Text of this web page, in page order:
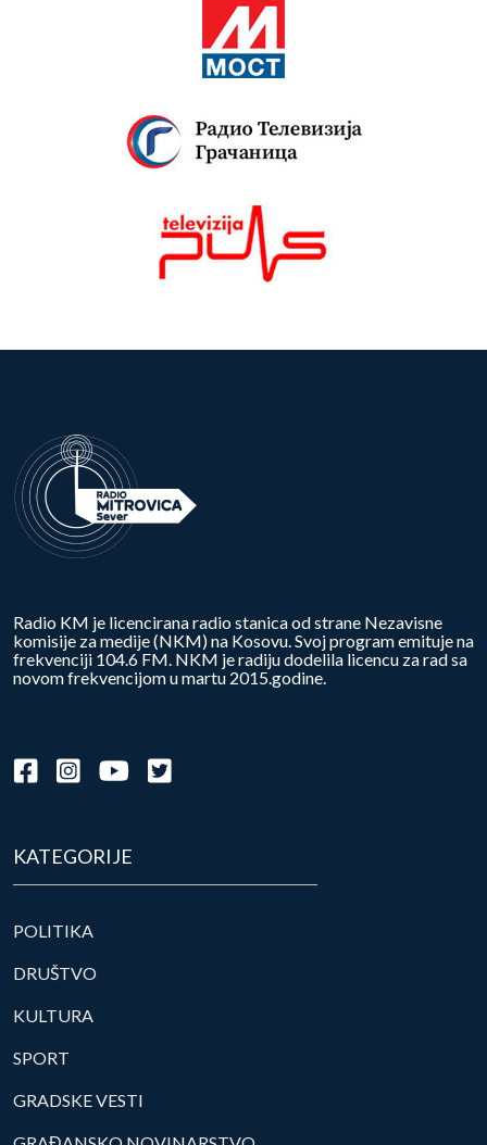
Radio KM je licencirana radio stanica od strane Nezavisne
komisije za medije (NKM) na Kosovu. Svoj program emituje na
frekvenciji 104.6 FM. NKM je radiju dodelila licencu za rad sa
novom frekvencijom u martu 2015.godine.
KATEGORIJE
POLITIKA
DRUŠTVO
KULTURA
SPORT
GRADSKE VESTI